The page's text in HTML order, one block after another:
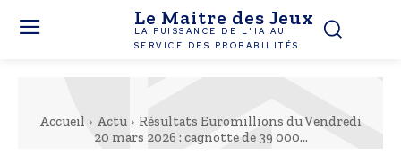
Le Maitre des Jeux
LA PUISSANCE DE L'IA AU
SERVICE DES PROBABILITÉS
Accueil Actu
Résultats Euromillions du Vendredi
20 mars 2026 : cagnotte de 39 000...